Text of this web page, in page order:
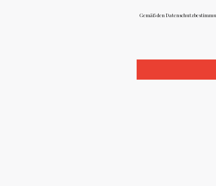
Gemäß den